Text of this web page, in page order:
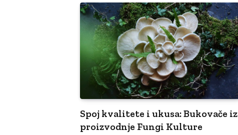
Spoj kvalitete i ukusa: Bukovače iz
proizvodnje Fungi Kulture